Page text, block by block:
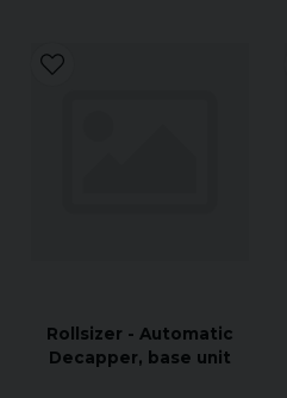
Rollsizer - Automatic
Decapper, base unit